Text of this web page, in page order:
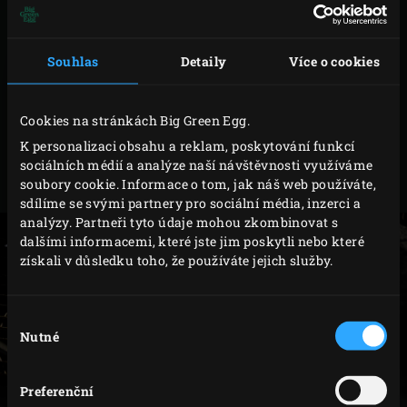
Souhlas Detaily Více o cookies
Cookies na stránkách Big Green Egg.
K personalizaci obsahu a reklam, poskytování funkcí
sociálních médií a analýze naší návštěvnosti využíváme
soubory cookie. Informace o tom, jak náš web používáte,
sdílíme se svými partnery pro sociální média, inzerci a
analýzy. Partneři tyto údaje mohou zkombinovat s
dalšími informacemi, které jste jim poskytli nebo které
získali v důsledku toho, že používáte jejich služby.
Výběr
souhlasu
Nutné
Preferenční
nakrájejte najemno. Shiitakes nakrájíme na malé
sójovou omáčkou, rýžovým octem, sezamovým
olejem a solí dle chuti. Smíchejte s krevetami a
Do středu každého těsta dejte asi 2 čajové lžičky
připravené náplně. Těsto dvakrát přeložte a hrany
zatlačte k sobě. Konce těsta mírně zahněte.